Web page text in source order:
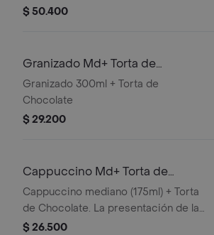
$ 50.400
Granizado Md+ Torta de
Chocolate
Granizado 300ml + Torta de
Chocolate
$ 29.200
Cappuccino Md+ Torta de
Chocolate
Cappuccino mediano (175ml) + Torta
de Chocolate. La presentación de la
bebida puede variar para pedidos a
$ 26.500